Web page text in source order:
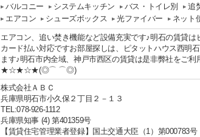
バルコニー システムキッチン バス・トイレ別 追
エアコン
シューズボックス 光ファイバー ネット
エアコン、追い焚き機能など設備充実です♪明石の賃貸
カード払い対応ですお部屋探しは、ピタットハウス西明
ます♪明石市内全域、神戸市西区の賃貸は是非弊社をご
★☆★☆★(◎⌒ ⌒◎)
株式会社ＡＢＣ
兵庫県明石市小久保２丁目２－１３
TEL:078-926-1112
兵庫県知事 (4) 第401359号
【賃貸住宅管理業者登録】国土交通大臣（1）第000783号